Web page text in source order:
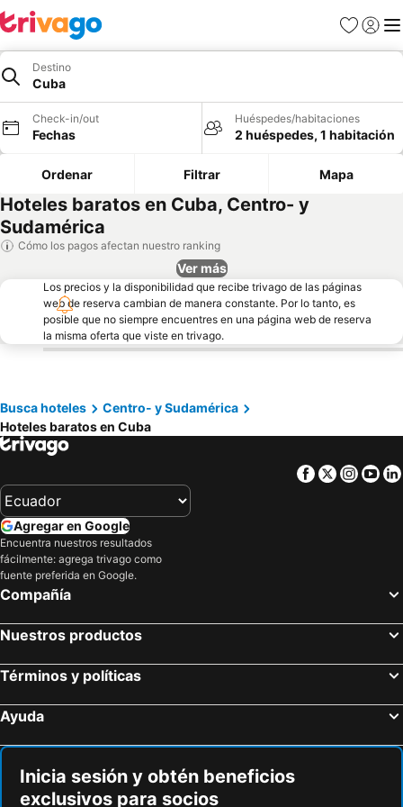
Favoritos
Iniciar
Destino
Cuba
Check-in/out
Fechas
Huéspedes/habitaciones
2 huéspedes, 1 habitación
Ordenar Filtrar Mapa
Hoteles baratos en Cuba, Centro- y
Sudamérica
Cómo los pagos afectan nuestro ranking
Ver más
Los precios y la disponibilidad que recibe trivago de las páginas
web de reserva cambian de manera constante. Por lo tanto, es
posible que no siempre encuentres en una página web de reserva
la misma oferta que viste en trivago.
Busca hoteles
Centro- y Sudamérica
Hoteles baratos en Cuba
Facebook
Twitter
Agregar en Google
Encuentra nuestros resultados
fácilmente: agrega trivago como
fuente preferida en Google.
Compañía
Nuestros productos
Términos y políticas
Ayuda
Inicia sesión y obtén beneficios
exclusivos para socios